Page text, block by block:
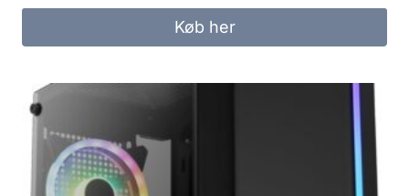
was:
is:
199.00 kr..
Køb her